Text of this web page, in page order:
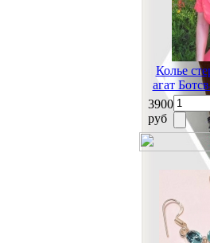
Колье
агат
3900
руб